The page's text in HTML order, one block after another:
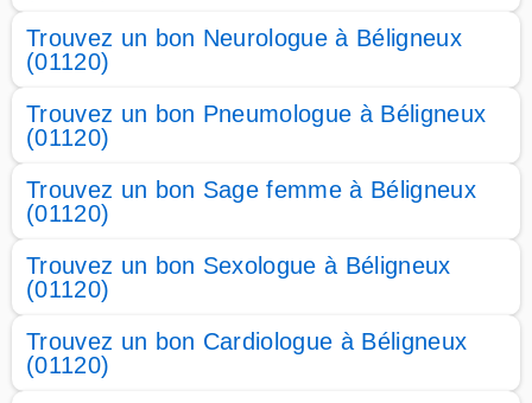
Trouvez un bon Neurologue à Béligneux
(01120)
Trouvez un bon Pneumologue à Béligneux
(01120)
Trouvez un bon Sage femme à Béligneux
(01120)
Trouvez un bon Sexologue à Béligneux
(01120)
Trouvez un bon Cardiologue à Béligneux
(01120)